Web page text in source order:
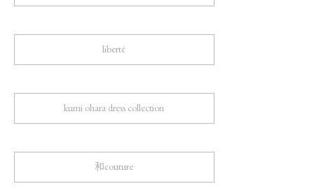
liberté
kumi ohara dress collection
和couture